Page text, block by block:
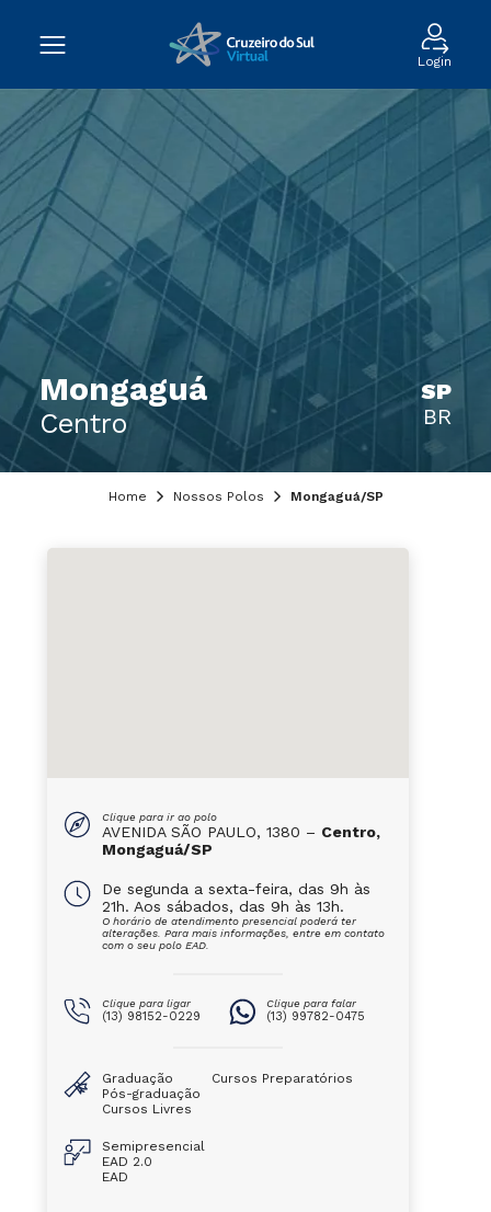
Login
Mongaguá
Centro
SP
BR
Home Nossos Polos Mongaguá/SP
Clique para ir ao polo
AVENIDA SÃO PAULO, 1380 – Centro,
Mongaguá/SP
De segunda a sexta-feira, das 9h às
21h. Aos sábados, das 9h às 13h.
O horário de atendimento presencial poderá ter
alterações. Para mais informações, entre em contato
com o seu polo EAD.
Clique para ligar
(13) 98152-0229
Clique para falar
(13) 99782-0475
Graduação
Pós-graduação
Cursos Livres
Cursos Preparatórios
Semipresencial
EAD 2.0
EAD